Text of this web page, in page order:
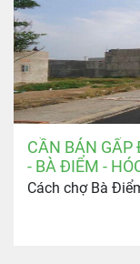
CẦN BÁN GẤP
- BÀ ĐIỂM -
Cách chợ Bà